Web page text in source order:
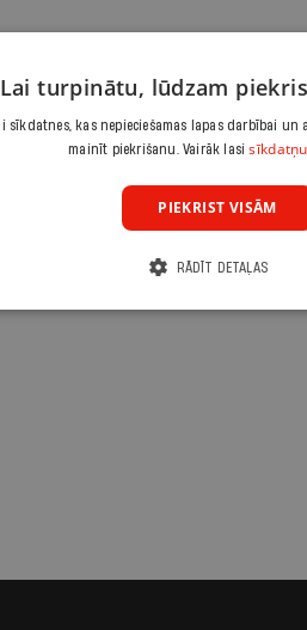
Lai turpinātu, lūdzam
sīkdatnes, kas nepieciešamas lapas darbībai
mainīt piekrišanu. Vairāk lasi
PIEKRIST VISĀM
RĀDĪT DETAĻAS